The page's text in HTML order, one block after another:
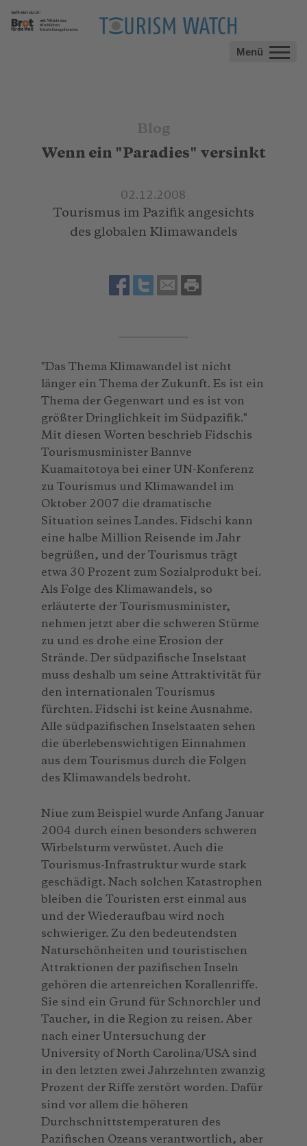
Menü
Blog
Wenn ein "Paradies" versinkt
02.12.2008
Tourismus im Pazifik angesichts
des globalen Klimawandels
"Das Thema Klimawandel ist nicht
länger ein Thema der Zukunft. Es ist ein
Thema der Gegenwart und es ist von
größter Dringlichkeit im Südpazifik."
Mit diesen Worten beschrieb Fidschis
Tourismusminister Bannve
Kuamaitotoya bei einer UN-Konferenz
zu Tourismus und Klimawandel im
Oktober 2007 die dramatische
Situation seines Landes. Fidschi kann
eine halbe Million Reisende im Jahr
begrüßen, und der Tourismus trägt
etwa 30 Prozent zum Sozialprodukt bei.
Als Folge des Klimawandels, so
erläuterte der Tourismusminister,
nehmen jetzt aber die schweren Stürme
zu und es drohe eine Erosion der
Strände. Der südpazifische Inselstaat
muss deshalb um seine Attraktivität für
den internationalen Tourismus
fürchten. Fidschi ist keine Ausnahme.
Alle südpazifischen Inselstaaten sehen
die überlebenswichtigen Einnahmen
aus dem Tourismus durch die Folgen
des Klimawandels bedroht.
Niue zum Beispiel wurde Anfang Januar
2004 durch einen besonders schweren
Wirbelsturm verwüstet. Auch die
Tourismus-Infrastruktur wurde stark
geschädigt. Nach solchen Katastrophen
bleiben die Touristen erst einmal aus
und der Wiederaufbau wird noch
schwieriger. Zu den bedeutendsten
Naturschönheiten und touristischen
Attraktionen der pazifischen Inseln
gehören die artenreichen Korallenriffe.
Sie sind ein Grund für Schnorchler und
Taucher, in die Region zu reisen. Aber
nach einer Untersuchung der
University of North Carolina/USA sind
in den letzten zwei Jahrzehnten zwanzig
Prozent der Riffe zerstört worden. Dafür
sind vor allem die höheren
Durchschnittstemperaturen des
Pazifischen Ozeans verantwortlich, aber